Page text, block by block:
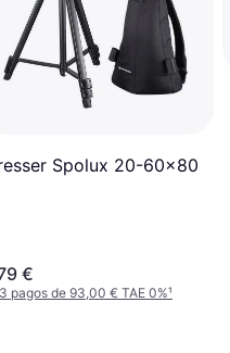
Spolux 20-60x80
€
pagos de 93,00 € TAE 0%¹